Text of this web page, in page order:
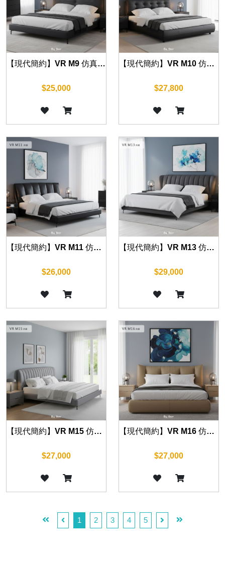
【現代簡約】VR M9 仿真皮床組 (五尺/六尺)
$25,000
【現代簡約】VR M10 仿真皮床組 (五尺/六尺)
$27,800
【現代簡約】VR M11 仿真皮床組 (五尺/六尺)
$26,000
【現代簡約】VR M13 仿真皮床組 (五尺/六尺)
$29,000
【現代簡約】VR M15 仿真皮床組 (五尺/六尺)
$27,000
【現代簡約】VR M16 仿真皮床組 (五尺/六尺)
$27,000
1 2 3 4 5